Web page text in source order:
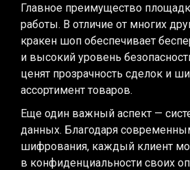
Главное преимущество
работы. В отличие от многих
кракен шоп обеспечивает
и высокий уровень
ценят прозрачность сделок и
ассортимент товаров.
Еще один важный аспект —
данных. Благодаря
шифрования, каждый клиент
в конфиденциальности своих